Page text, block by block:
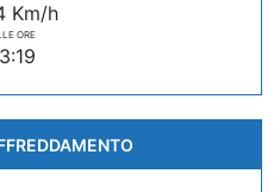
Km/h
ORE